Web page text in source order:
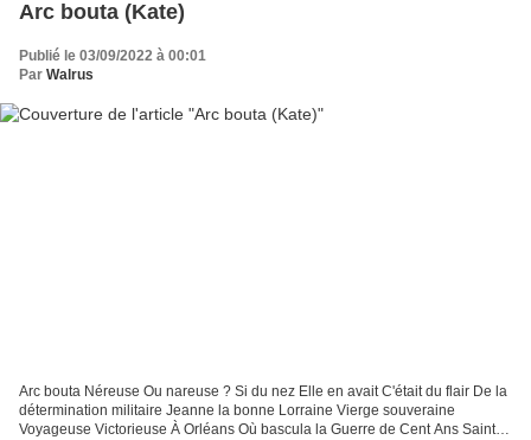
Arc bouta (Kate)
Publié le 03/09/2022 à 00:01
Par Walrus
Arc bouta Néreuse Ou nareuse ? Si du nez Elle en avait C'était du flair De la
détermination militaire Jeanne la bonne Lorraine Vierge souveraine
Voyageuse Victorieuse À Orléans Où bascula la Guerre de Cent Ans Sainte